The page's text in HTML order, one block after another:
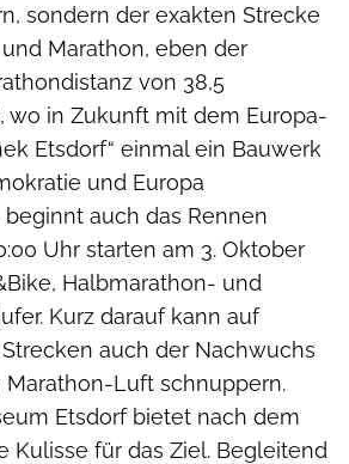
sondern der exakten Strecke
Marathon, eben der
von 38,5
wo in Zukunft mit dem Europa-
Etsdorf“ einmal ein Bauwerk
und Europa
auch das Rennen
Uhr starten am 3. Oktober
Halbmarathon- und
Kurz darauf kann auf
auch der Nachwuchs
Marathon-Luft schnuppern.
Etsdorf bietet nach dem
Kulisse für das Ziel. Begleitend